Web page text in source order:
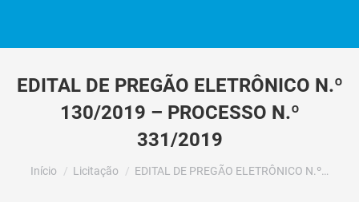
EDITAL DE PREGÃO ELETRÔNICO N.º
130/2019 – PROCESSO N.º
331/2019
Você está aqui:
Início Licitação EDITAL DE PREGÃO ELETRÔNICO N.º…